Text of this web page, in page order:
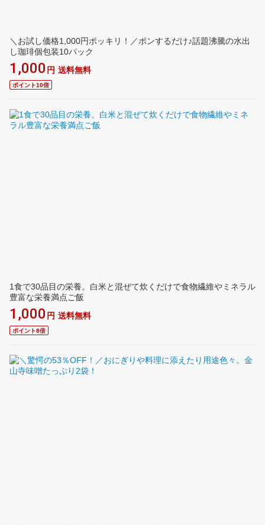
＼お試し価格1,000円ポッキリ！／ポンするだけ♪話題沸騰の水出
し珈琲個包装10パック
1,000 円 送料無料
ポイント10倍
1食で30品目の栄養。白米と混ぜて炊くだけで食物繊維やミネラル
豊富な栄養満点ご飯
1,000 円 送料無料
ポイント8倍